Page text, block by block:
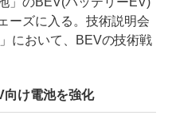
ーズに入る。技術説明会
において、BEVの技術戦
け電池を強化